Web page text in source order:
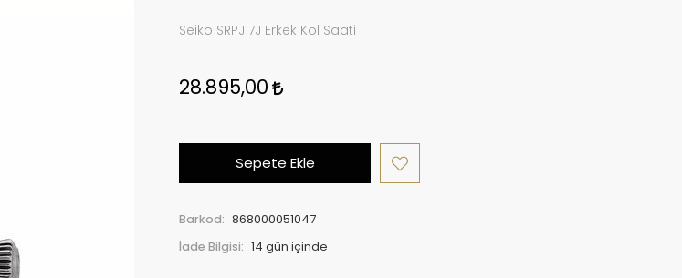
Seiko SRPJ17J Erkek Kol Saati
28.895,00
Sepete Ekle
Barkod: 868000051047
İade Bilgisi: